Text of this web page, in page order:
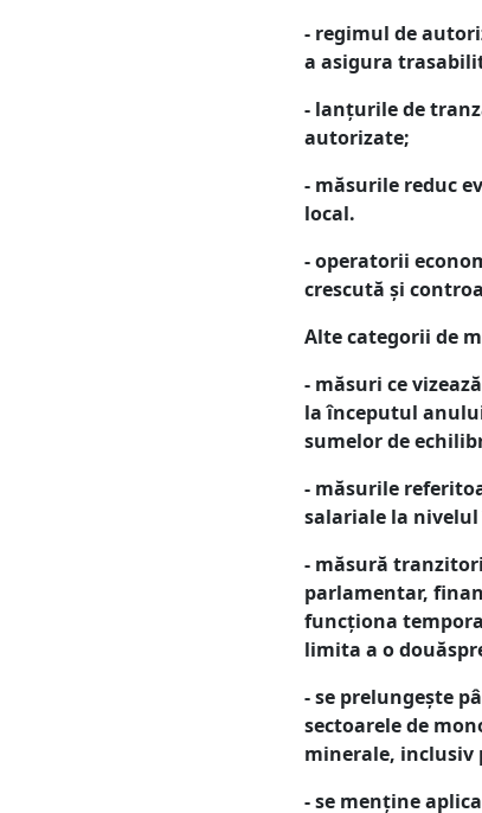
- regimul de
a asigura
- lanțurile de
autorizate;
- măsurile reduc
local.
- operatorii
crescută și
Alte categorii de
- măsuri ce
la începutul
sumelor de
- măsurile
salariale la
- măsură
parlamentar,
funcționa
limita a o
- se prelungește
sectoarele de
minerale, inclusiv
- se menține